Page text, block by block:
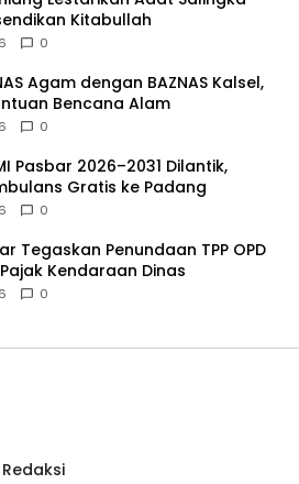
Kitabullah
0
Agam dengan BAZNAS Kalsel,
Bencana Alam
0
Pasbar 2026–2031 Dilantik,
Gratis ke Padang
0
Tegaskan Penundaan TPP OPD
Kendaraan Dinas
0
Redaksi